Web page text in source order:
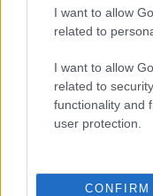
I want to allow
related to
I want to allow
related to
functionality and
user protection.
CONFIRM
Continua a